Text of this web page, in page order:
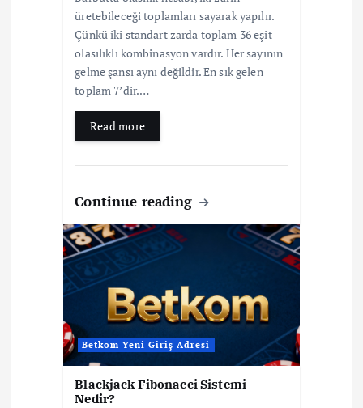
üretebileceği toplamları sayarak yapılır.
Çünkü iki standart zarda toplam 36 eşit
olasılıklı kombinasyon vardır. Her sayının
gelme şansı aynı değildir. En sık gelen
toplam 7’dir.…
Read more
Continue reading
Betkom Yeni Giriş Adresi
Blackjack Fibonacci Sistemi
Nedir?